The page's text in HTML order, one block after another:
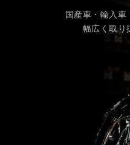
国産車・輸入
幅広く取り